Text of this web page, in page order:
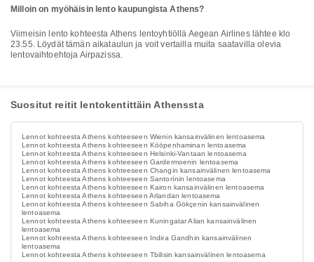
Milloin on myöhäisin lento kaupungista Athens?
Viimeisin lento kohteesta Athens lentoyhtiöllä Aegean Airlines lähtee klo
23.55. Löydät tämän aikataulun ja voit vertailla muita saatavilla olevia
lentovaihtoehtoja Airpazissa.
Suositut reitit lentokentittäin Athenssta
Lennot kohteesta Athens kohteeseen Wienin kansainvälinen lentoasema
Lennot kohteesta Athens kohteeseen Kööpenhaminan lentoasema
Lennot kohteesta Athens kohteeseen Helsinki-Vantaan lentoasema
Lennot kohteesta Athens kohteeseen Gardermoenin lentoasema
Lennot kohteesta Athens kohteeseen Changin kansainvälinen lentoasema
Lennot kohteesta Athens kohteeseen Santorínin lentoasema
Lennot kohteesta Athens kohteeseen Kairon kansainvälinen lentoasema
Lennot kohteesta Athens kohteeseen Arlandan lentoasema
Lennot kohteesta Athens kohteeseen Sabiha Gökçenin kansainvälinen
lentoasema
Lennot kohteesta Athens kohteeseen Kuningatar Alian kansainvälinen
lentoasema
Lennot kohteesta Athens kohteeseen Indira Gandhin kansainvälinen
lentoasema
Lennot kohteesta Athens kohteeseen Tbilisin kansainvälinen lentoasema